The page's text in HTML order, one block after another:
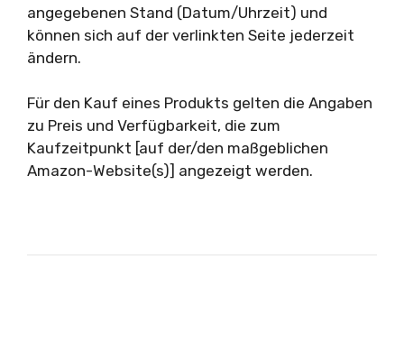
angegebenen Stand (Datum/Uhrzeit) und
können sich auf der verlinkten Seite jederzeit
ändern.
Für den Kauf eines Produkts gelten die Angaben
zu Preis und Verfügbarkeit, die zum
Kaufzeitpunkt [auf der/den maßgeblichen
Amazon-Website(s)] angezeigt werden.